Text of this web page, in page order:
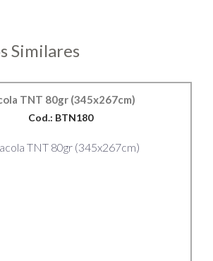
Similares
TNT 80gr (345x267cm)
Cod.: BTN180